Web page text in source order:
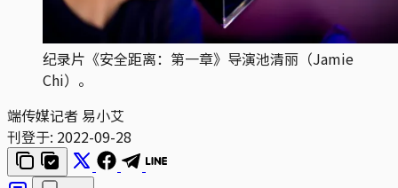
纪录片《安全距离：第一章》导演池清丽（Jamie
Chi）。
端传媒记者 易小艾
刊登于: 2022-09-28